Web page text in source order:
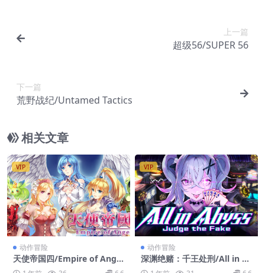
上一篇
超级56/SUPER 56
下一篇
荒野战纪/Untamed Tactics
相关文章
VIP
动作冒险
天使帝国四/Empire of Angel
s IV
VIP
动作冒险
深渊绝赌：千王处刑/All in A
byss: Judge the Fake